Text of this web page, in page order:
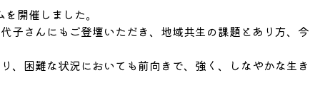
開催しました。
子さんにもご登壇いただき、地域共生の課題とあり方、今
、困難な状況においても前向きで、強く、しなやかな生き